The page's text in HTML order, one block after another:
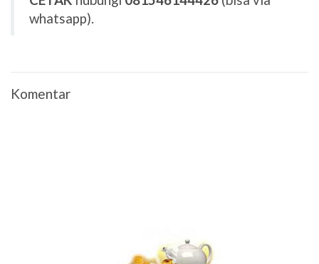
whatsapp).
Komentar